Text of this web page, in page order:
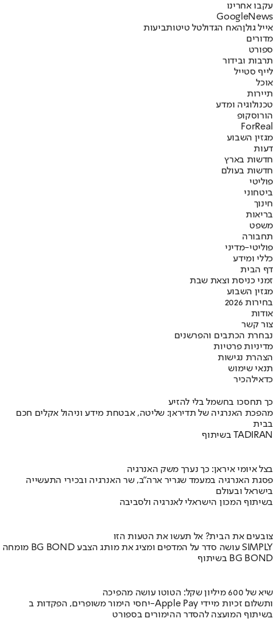
עקבו אחרינו
Googl eNews
אייל גולןהאח הגדולטל טיטותביעות
מדורים
ספורט
תרבות ובידור
לייף סטייל
אוכל
תיירות
טכנולוגיה ומדע
הורוסקופ
ForReal
מגזין השבוע
דעות
חדשות בארץ
חדשות בעולם
פוליטי
ביטחוני
חינוך
בריאות
משפט
תחבורה
פוליטי-מדיני
כללי ומידע
דף הבית
זמני כניסת וצאת שבת
מגזין השבוע
בחירות 2026
אודות
צור קשר
נבחרת הכתבים והפרשנים
מדיניות פרטיות
הצהרת נגישות
תנאי שימוש
כדאילהכיר
כך תחסכו בחשמל בלי להזיע
מהפכת האנרגיה של תדיראן: שליטה, אבטחת מידע וניהול אקלים חכם
בבית
בשיתוף TADIRAN
בצל איומי איראן: כך נערך משק האנרגיה
פסגת האנרגיה במעמד שגריר ארה"ב, שר האנרגיה ובכירי התעשייה
בישראל ובעולם
בשיתוף המכון הישראלי לאנרגיה ולסביבה
צובעים את הבית? אל תעשו את הטעות הזו
מומחה BG BOND עושה סדר על המדפים ומציג את מותג הצבע SIMPLY
בשיתוף BG BOND
שיא של 600 מיליון שקל: הטוטו עושה מהפיכה
יחסי הימור משופרים, הפקדות ב-Apple Pay ותשלום זכיות מיידי
בשיתוף המועצה להסדר ההימורים בספורט